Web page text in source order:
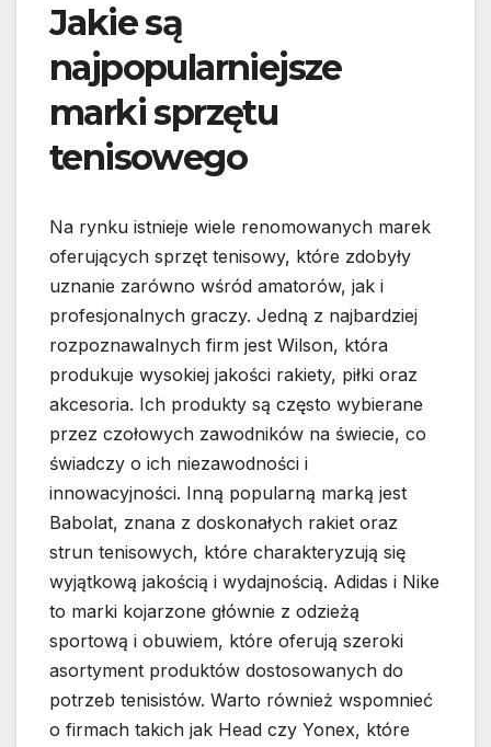
Jakie są
najpopularniejsze
marki sprzętu
tenisowego
Na rynku istnieje wiele renomowanych marek
oferujących sprzęt tenisowy, które zdobyły
uznanie zarówno wśród amatorów, jak i
profesjonalnych graczy. Jedną z najbardziej
rozpoznawalnych firm jest Wilson, która
produkuje wysokiej jakości rakiety, piłki oraz
akcesoria. Ich produkty są często wybierane
przez czołowych zawodników na świecie, co
świadczy o ich niezawodności i
innowacyjności. Inną popularną marką jest
Babolat, znana z doskonałych rakiet oraz
strun tenisowych, które charakteryzują się
wyjątkową jakością i wydajnością. Adidas i Nike
to marki kojarzone głównie z odzieżą
sportową i obuwiem, które oferują szeroki
asortyment produktów dostosowanych do
potrzeb tenisistów. Warto również wspomnieć
o firmach takich jak Head czy Yonex, które